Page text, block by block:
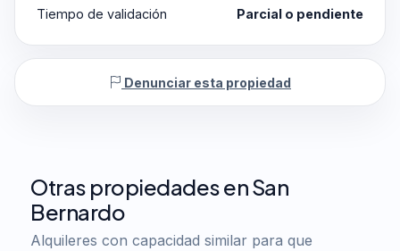
Tiempo de validación
Parcial o pendiente
Denunciar esta propiedad
Otras propiedades en San
Bernardo
Alquileres con capacidad similar para que